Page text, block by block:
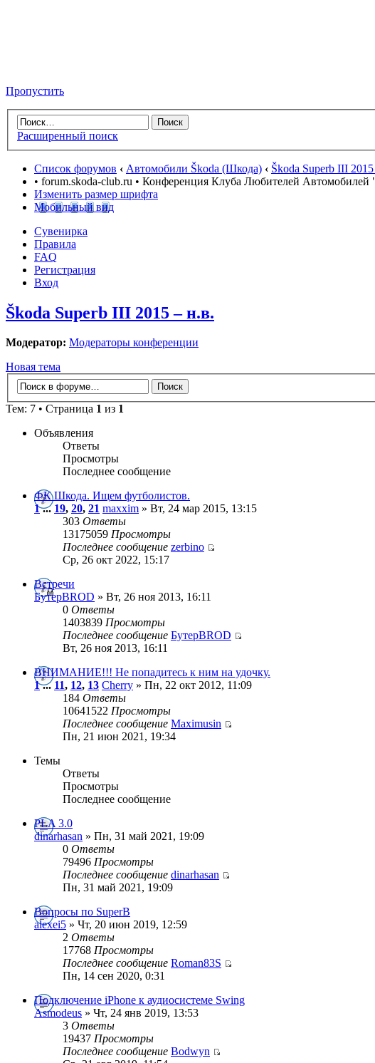
Пропустить
Расширенный поиск
Список форумов ‹ Автомобили Škoda (Шкода) ‹ Škoda Superb III
• forum.skoda-club.ru • Конференция Клуба Любителей
Изменить размер шрифта
Мобильный вид
Сувенирка
Правила
FAQ
Регистрация
Вход
Škoda Superb III 2015 – н.в.
Модератор: Модераторы конференции
Новая тема
Тем: 7 • Страница 1 из 1
Объявления
Ответы
Просмотры
Последнее сообщение
ФК Шкода. Ищем футболистов.
1... 19, 20, 21 maxxim » Вт, 24 мар 2015, 13:15
303 Ответы
13175059 Просмотры
Последнее сообщение zerbino
Ср, 26 окт 2022, 15:17
Встречи
БутерBROD » Вт, 26 ноя 2013, 16:11
0 Ответы
1403839 Просмотры
Последнее сообщение БутерBROD
Вт, 26 ноя 2013, 16:11
ВНИМАНИЕ!!! Не попадитесь к ним на удочку.
1... 11, 12, 13 Cherry » Пн, 22 окт 2012, 11:09
184 Ответы
10641522 Просмотры
Последнее сообщение Maximusin
Пн, 21 июн 2021, 19:34
Темы
Ответы
Просмотры
Последнее сообщение
PLA 3.0
dinarhasan » Пн, 31 май 2021, 19:09
0 Ответы
79496 Просмотры
Последнее сообщение dinarhasan
Пн, 31 май 2021, 19:09
Вопросы по SuperB
alexei5 » Чт, 20 июн 2019, 12:59
2 Ответы
17768 Просмотры
Последнее сообщение Roman83S
Пн, 14 сен 2020, 0:31
Подключение iPhone к аудиосистеме Swing
Asmodeus » Чт, 24 янв 2019, 13:53
3 Ответы
19437 Просмотры
Последнее сообщение Bodwyn